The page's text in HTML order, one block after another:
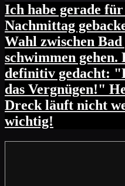
Ich habe gerade
Nachmittag
Wahl zwischen
schwimmen
definitiv gedacht:
das Vergnügen!"
Dreck läuft nicht
wichtig!